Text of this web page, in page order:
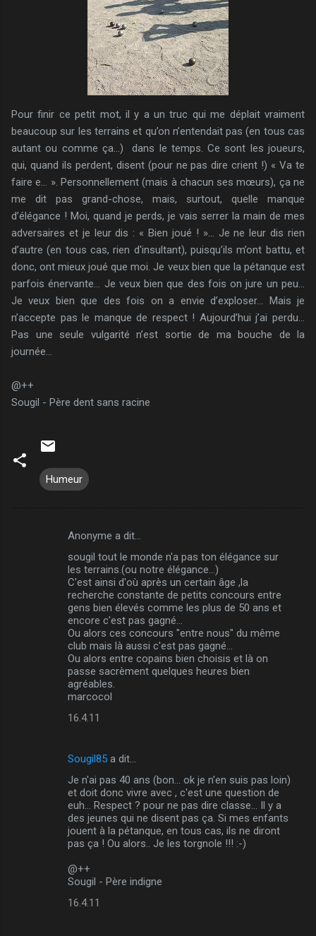
Pour finir ce petit mot, il y a un truc qui me déplait vraiment
beaucoup sur les terrains et qu’on n’entendait pas (en tous cas
autant ou comme ça…) dans le temps. Ce sont les joueurs,
qui, quand ils perdent, disent (pour ne pas dire crient !) « Va te
faire e… ». Personnellement (mais à chacun ses mœurs), ça ne
me dit pas grand-chose, mais, surtout, quelle manque
d’élégance ! Moi, quand je perds, je vais serrer la main de mes
adversaires et je leur dis : « Bien joué ! »… Je ne leur dis rien
d’autre (en tous cas, rien d'insultant), puisqu’ils m’ont battu, et
donc, ont mieux joué que moi. Je veux bien que la pétanque est
parfois énervante… Je veux bien que des fois on jure un peu…
Je veux bien que des fois on a envie d’exploser… Mais je
n’accepte pas le manque de respect ! Aujourd’hui j’ai perdu…
Pas une seule vulgarité n’est sortie de ma bouche de la
journée…
@++
Sougil - Père dent sans racine
Humeur
Anonyme a dit…
sougil tout le monde n'a pas ton élégance sur
les terrains.(ou notre élégance...)
C'est ainsi d'où après un certain âge ,la
recherche constante de petits concours entre
gens bien élevés comme les plus de 50 ans et
encore c'est pas gagné...
Ou alors ces concours "entre nous" du même
club mais là aussi c'est pas gagné...
Ou alors entre copains bien choisis et là on
passe sacrèment quelques heures bien
agréables.
marcocol
16.4.11
Sougil85 a dit…
Je n'ai pas 40 ans (bon... ok je n'en suis pas loin)
et doit donc vivre avec , c'est une question de
euh... Respect ? pour ne pas dire classe... Il y a
des jeunes qui ne disent pas ça. Si mes enfants
jouent à la pétanque, en tous cas, ils ne diront
pas ça ! Ou alors.. Je les torgnole !!! :-)
@++
Sougil - Père indigne
16.4.11